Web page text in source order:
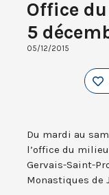
Office
5
05/12/2015
Du mardi au
l’office du
Gervais-Saint-
Monastiques de